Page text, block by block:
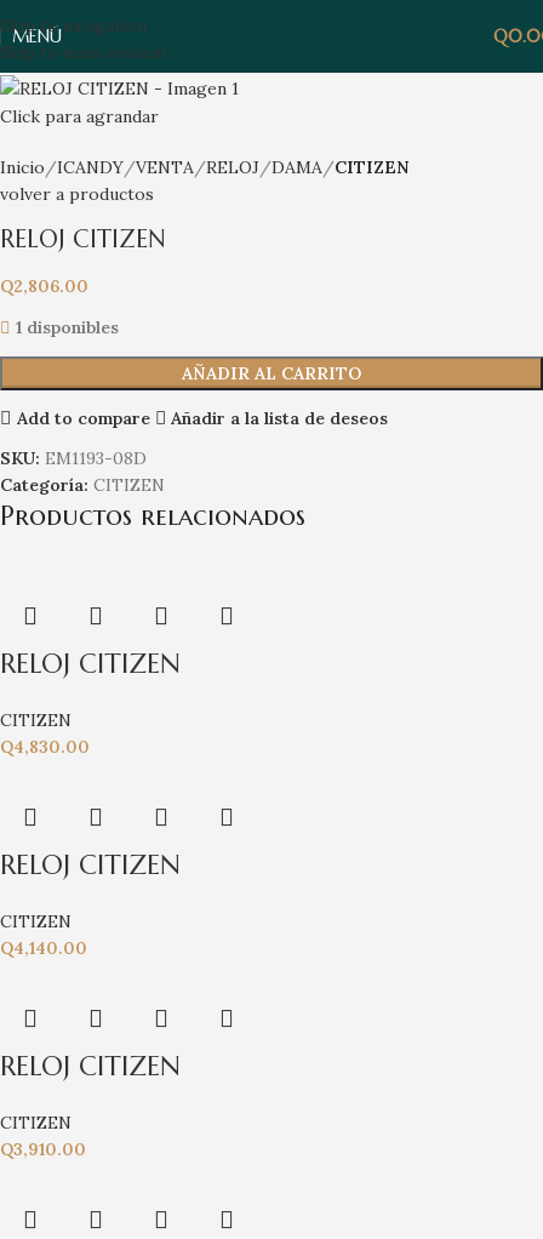
Skip to navigation
Skip to main content
MENÚ Q
Click para agrandar
Inicio ICANDY VENTA RELOJ DAMA
CITIZEN
volver a productos
RELOJ CITIZEN
Q2,806.00
1 disponibles
AÑADIR AL CARRITO
Add to compare
Añadir a la lista de deseos
SKU: EM1193-08D
Categoría: CITIZEN
Productos relacionados
RELOJ CITIZEN
CITIZEN
Q4,830.00
RELOJ CITIZEN
CITIZEN
Q4,140.00
RELOJ CITIZEN
CITIZEN
Q3,910.00